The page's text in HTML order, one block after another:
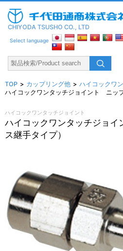
CHIYODA TSUSHO CO., LTD
Select language
TOP カップリング他
ハイコックワ
ハイコックワンタッチジョイント ニッ
ハイコックワンタッチジョイント
ハイコックワンタッチジョ
ス継手タイプ）